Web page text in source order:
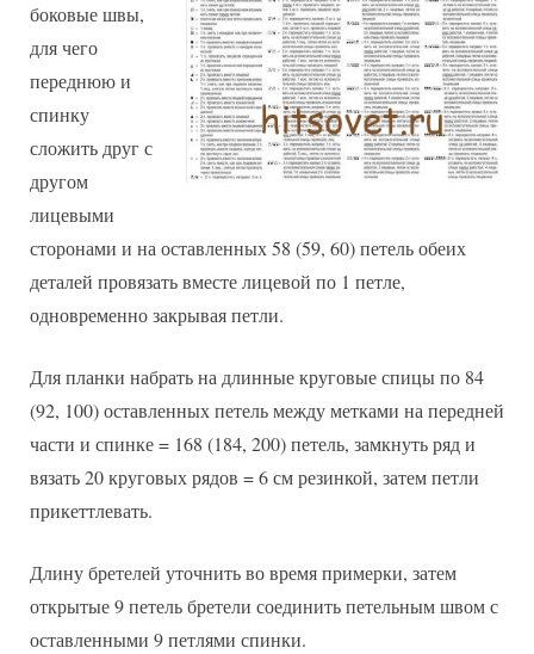
боковые швы,
для чего
переднюю и
спинку
сложить друг с
другом
лицевыми
сторонами и на оставленных 58 (59, 60) петель обеих
деталей провязать вместе лицевой по 1 петле,
одновременно закрывая петли.
Для планки набрать на длинные круговые спицы по 84
(92, 100) оставленных петель между метками на передней
части и спинке = 168 (184, 200) петель, замкнуть ряд и
вязать 20 круговых рядов = 6 см резинкой, затем петли
прикеттлевать.
Длину бретелей уточнить во время примерки, затем
открытые 9 петель бретели соединить петельным швом с
оставленными 9 петлями спинки.